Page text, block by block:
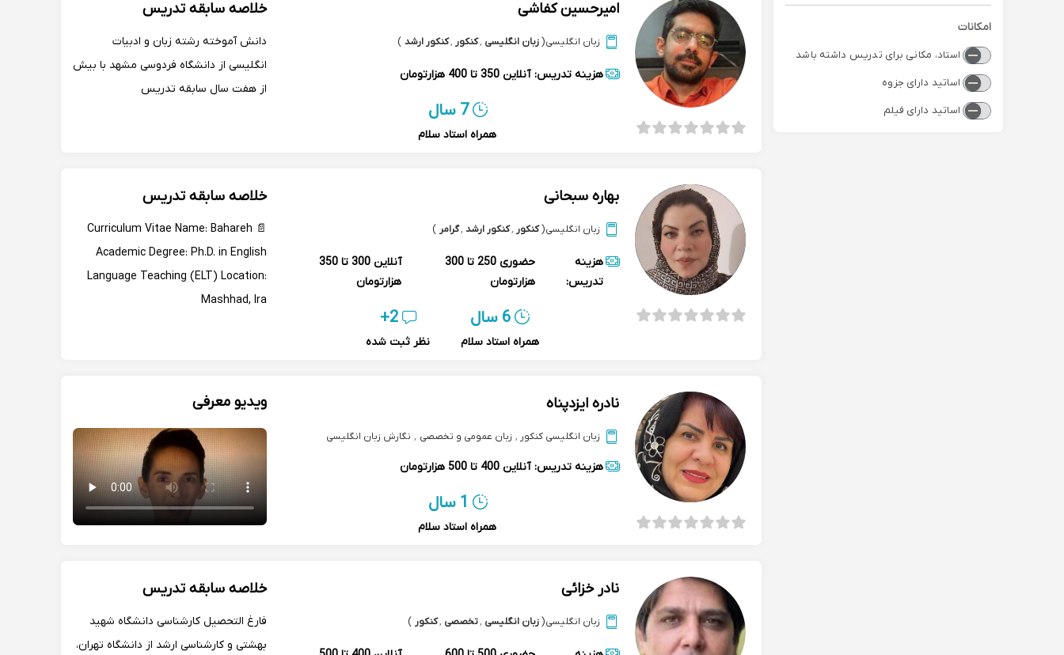
امکانات
استاد، مکانی برای تدریس داشته باشد
اساتید دارای جزوه
اساتید دارای فیلم
امیرحسین کفاشی
زبان انگلیسی(زبان انگلیسی ,کنکور ,کنکور ارشد )
هزینه تدریس: آنلاین 350 تا 400 هزارتومان
7 سال
همراه استاد سلام
خلاصه سابقه تدریس
دانش آموخته رشته زبان و ادبیات
انگلیسی از دانشگاه فردوسی مشهد با بیش
از هفت سال سابقه تدریس
بهاره سبحانی
زبان انگلیسی(کنکور ,کنکور ارشد ,گرامر )
هزینه
تدریس:
حضوری
250 تا 300
هزارتومان
آنلاین
300 تا 350
هزارتومان
6 سال
همراه استاد سلام
2+
نظر ثبت شده
خلاصه سابقه تدریس
📄 Curriculum Vitae Name: Bahareh
Academic Degree: Ph.D. in English
Language Teaching (ELT) Location:
Mashhad, Ira
نادره ایزدپناه
زبان انگلیسی کنکور , زبان عمومی و تخصصی , نگارش زبان انگلیسی
هزینه تدریس: آنلاین 400 تا 500 هزارتومان
1 سال
همراه استاد سلام
ویدیو معرفی
نادر خزائی
زبان انگلیسی(زبان انگلیسی ,تخصصی ,کنکور )
خلاصه سابقه تدریس
فارغ التحصیل کارشناسی دانشگاه شهید
بهشتی و کارشناسی ارشد از دانشگاه تهران،